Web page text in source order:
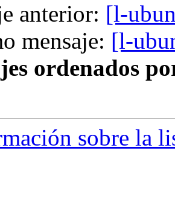
anterior: [l-
mensaje: [l-
ordenados
sobre la